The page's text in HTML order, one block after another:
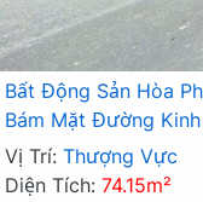
Bất Động Sản Hòa
Bám Mặt Đường
Mầm Non
Vị Trí: Thượng Vực
Diện Tích: 74.15m²